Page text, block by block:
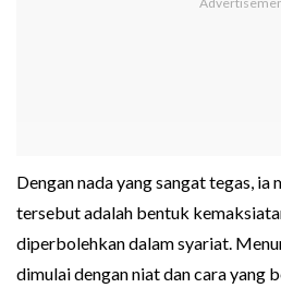
Dengan nada yang sangat tegas, ia
tersebut adalah bentuk
diperbolehkan dalam syariat.
dimulai dengan niat dan cara yang